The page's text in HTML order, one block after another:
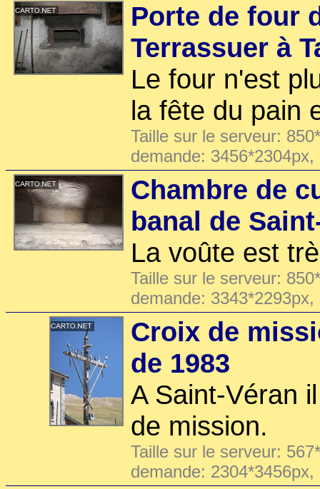
Porte de four
Terrassuer à
Le four n'est
la fête du pain
Taille sur le serveur:
demande:
Chambre de
banal de
La voûte est
Taille sur le serveur:
demande:
Croix de
de 1983
A Saint-Véran
de mission.
Taille sur le serveur:
demande: